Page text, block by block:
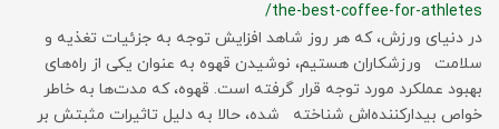
/the-best-coffee-for-athletes
در دنیای ورزش، که هر روز شاهد افزایش توجه به جزئیات تغذیه و
سلامت ورزشکاران هستیم، نوشیدن قهوه به عنوان یکی از راه‌های
بهبود عملکرد مورد توجه قرار گرفته است. قهوه، که مدت‌ها به خاطر
خواص بیدارکننده‌اش شناخته شده، حالا به دلیل تاثیرات مثبتش بر